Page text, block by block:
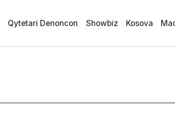
Qytetari Denoncon Showbiz Kosova